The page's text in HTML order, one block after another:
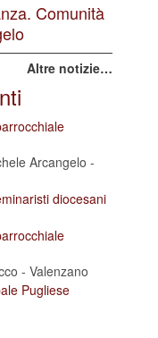
Comunità
Altre notizie…
Arcangelo -
diocesani
- Valenzano
Pugliese